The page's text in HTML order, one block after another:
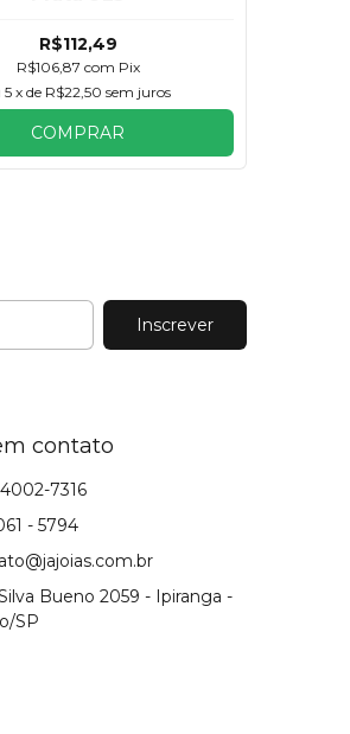
R$112,49
R$106,87 com Pix
5 x de R$22,50 sem juros
COMPRAR
contato
7316
- 5794
Bueno 2059 - Ipiranga -
SP